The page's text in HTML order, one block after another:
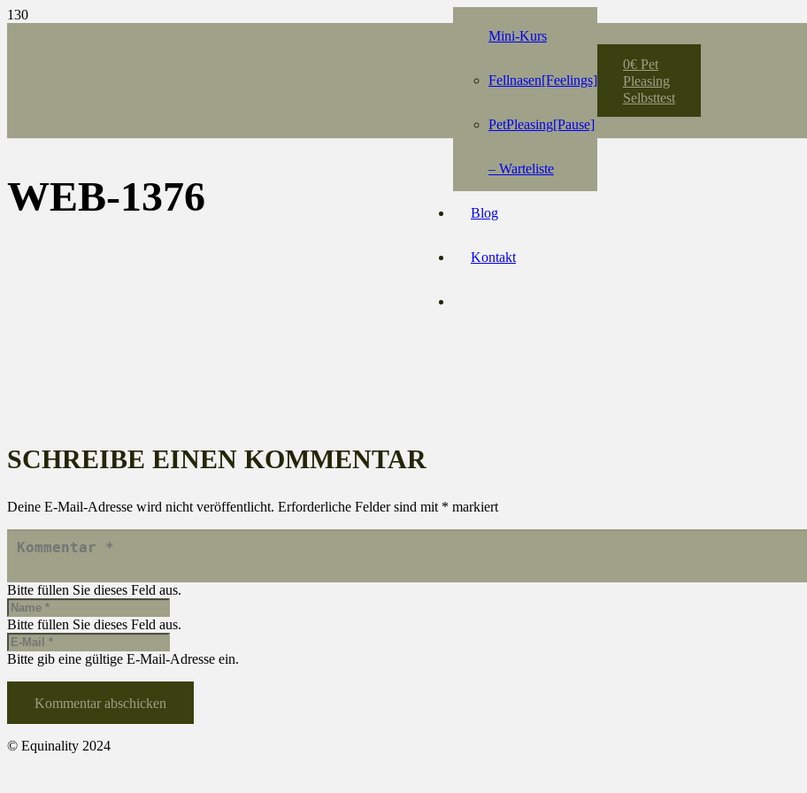
Mini-Kurs
Fellnasen[Feelings]
PetPleasing[Pause]
– Warteliste
Blog
Kontakt
0€ Pet
Pleasing
Selbsttest
WEB-1376
SCHREIBE EINEN KOMMENTAR
Deine E-Mail-Adresse wird nicht veröffentlicht. Erforderliche Felder sind mit * markiert
Bitte füllen Sie dieses Feld aus.
Bitte füllen Sie dieses Feld aus.
Bitte gib eine gültige E-Mail-Adresse ein.
Kommentar abschicken
© Equinality 2024